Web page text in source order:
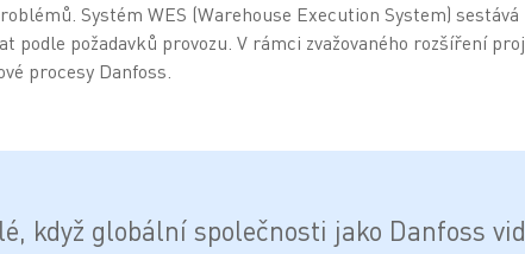
Systém WES (Warehouse Execution System)
podle požadavků provozu. V rámci zvažovaného rozšíření
procesy Danfoss.
když globální společnosti jako Danfoss